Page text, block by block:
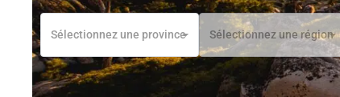
Sélectionnez une province Sélectionnez une région